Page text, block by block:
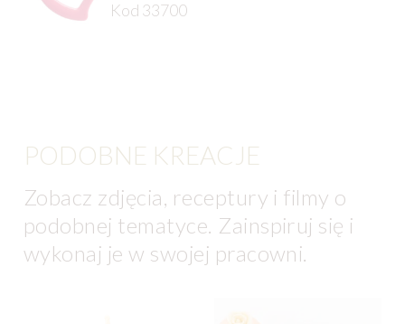
Kod 33700
PODOBNE KREACJE
Zobacz zdjęcia, receptury i filmy o
podobnej tematyce. Zainspiruj się i
wykonaj je w swojej pracowni.